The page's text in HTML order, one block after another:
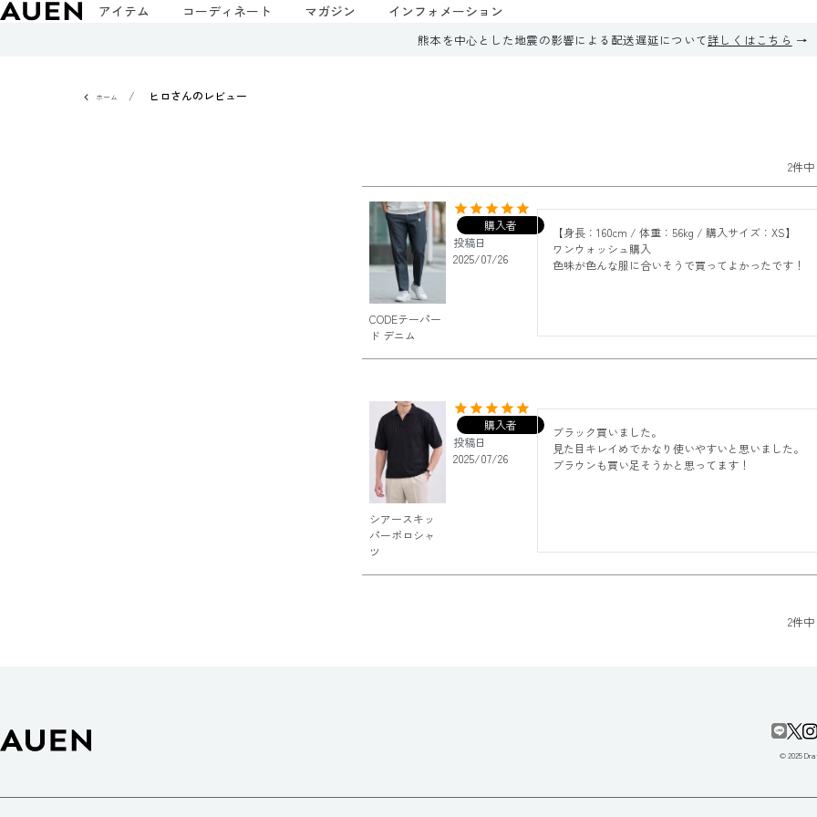
アイテム コーディネート マガジン インフォメーション
熊本を中心とした地震の影響による配送遅延について詳しくはこちら
ホーム ヒロさんのレビュー
2件中
CODEテーパー
ド デニム
購入者
投稿日
2025/07/26
【身長：160cm / 体重：56kg / 購入サイズ：XS】
ワンウォッシュ購入
色味が色んな服に合いそうで買ってよかったです！
シアースキッ
パーポロシャ
ツ
購入者
投稿日
2025/07/26
ブラック買いました。
見た目キレイめでかなり使いやすいと思いました。
ブラウンも買い足そうかと思ってます！
2件中
© 2025